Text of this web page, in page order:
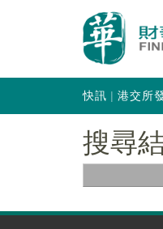
快訊 港交所
搜尋